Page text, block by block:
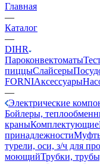
Главная
—
Каталог
—
DIHR
Пароконвектоматы
пиццыСлайсеры
FORNIАксессуары
—
Электрические
Бойлеры,
краныКомплектующие
принадлежности
турели, оси, з/ч для
моющийТрубки,